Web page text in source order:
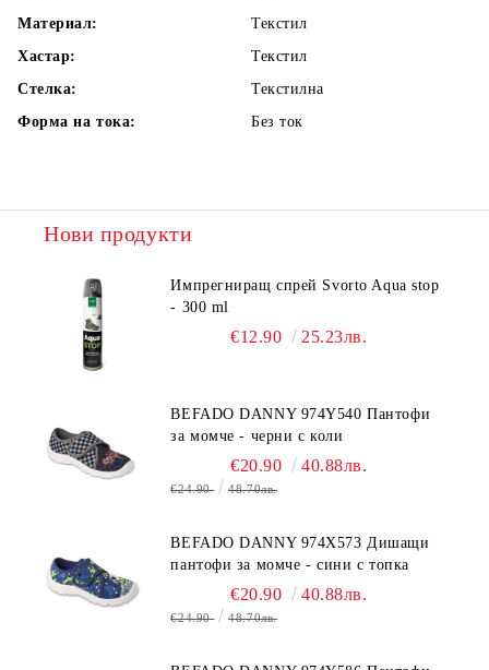
Материал:
Текстил
Хастар:
Текстил
Стелка:
Текстилна
Форма на тока:
Без ток
Нови продукти
Импрегниращ спрей Svorto Aqua stop
- 300 ml
€12.90 25.23лв.
BEFADO DANNY 974Y540 Пантофи
за момче - черни с коли
€20.90 40.88лв.
€24.90 48.70лв.
BEFADO DANNY 974X573 Дишащи
пантофи за момче - сини с топка
€20.90 40.88лв.
€24.90 48.70лв.